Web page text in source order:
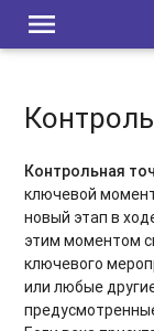
menu
Контрольная
ключевой
новый этап в
этим моментом
ключевого
или любые